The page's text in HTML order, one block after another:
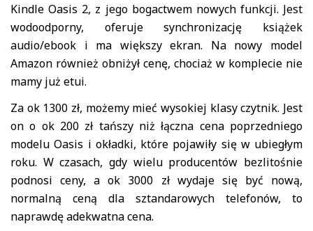
Kindle Oasis 2, z jego bogactwem nowych funkcji. Jest
wodoodporny, oferuje synchronizację książek
audio/ebook i ma większy ekran. Na nowy model
Amazon również obniżył cenę, chociaż w komplecie nie
mamy już etui.
Za ok 1300 zł, możemy mieć wysokiej klasy czytnik. Jest
on o ok 200 zł tańszy niż łączna cena poprzedniego
modelu Oasis i okładki, które pojawiły się w ubiegłym
roku. W czasach, gdy wielu producentów bezlitośnie
podnosi ceny, a ok 3000 zł wydaje się być nową,
normalną ceną dla sztandarowych telefonów, to
naprawdę adekwatna cena.